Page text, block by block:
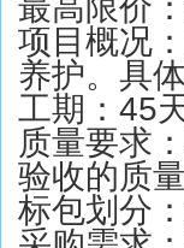
最高限价
项目概况
养护。具
工期：45天
质量要求
验收的质
标包划分